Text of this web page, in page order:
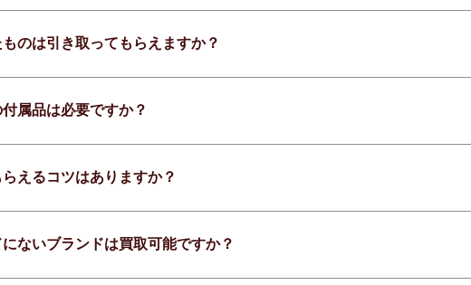
のは引き取ってもらえますか？
属品は必要ですか？
えるコツはありますか？
ないブランドは買取可能ですか？